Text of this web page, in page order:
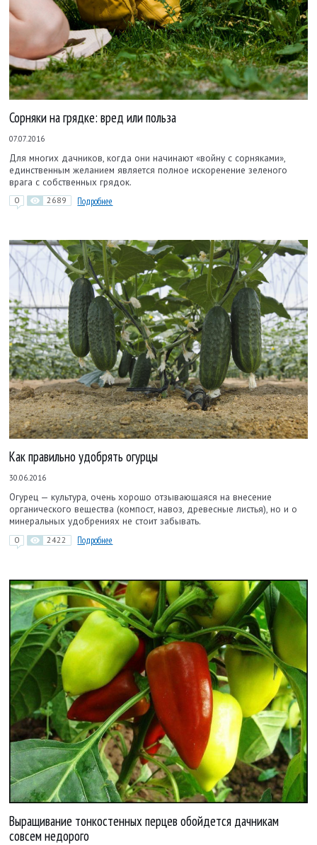
Сорняки на грядке: вред или польза
07.07.2016
Для многих дачников, когда они начинают «войну с сорняками»,
единственным желанием является полное искоренение зеленого
врага с собственных грядок.
0 2689 Подробнее
Как правильно удобрять огурцы
30.06.2016
Огурец — культура, очень хорошо отзывающаяся на внесение
органического вещества (ком­пост, навоз, древесные листья), но и о
минеральных удобре­ниях не стоит забывать.
0 2422 Подробнее
Выращивание тонкостенных перцев обойдется дачникам
совсем недорого